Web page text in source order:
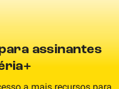
assinantes